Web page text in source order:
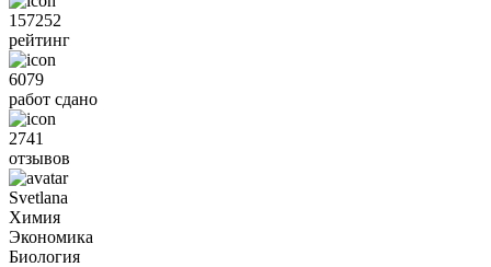
157252
рейтинг
6079
работ сдано
2741
отзывов
Svetlana
Химия
Экономика
Биология